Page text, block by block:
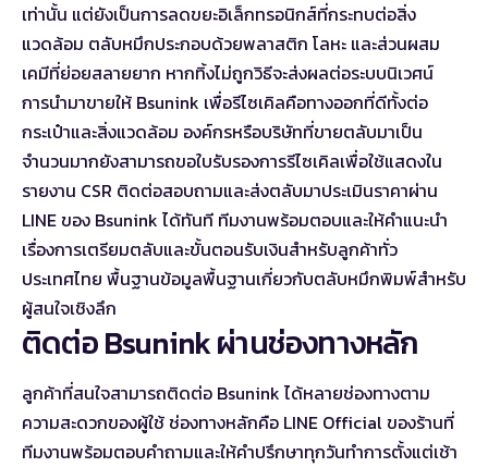
เท่านั้น แต่ยังเป็นการลดขยะอิเล็กทรอนิกส์ที่กระทบต่อสิ่ง
แวดล้อม ตลับหมึกประกอบด้วยพลาสติก โลหะ และส่วนผสม
เคมีที่ย่อยสลายยาก หากทิ้งไม่ถูกวิธีจะส่งผลต่อระบบนิเวศน์
การนำมาขายให้ Bsunink เพื่อรีไซเคิลคือทางออกที่ดีทั้งต่อ
กระเป๋าและสิ่งแวดล้อม องค์กรหรือบริษัทที่ขายตลับมาเป็น
จำนวนมากยังสามารถขอใบรับรองการรีไซเคิลเพื่อใช้แสดงใน
รายงาน CSR ติดต่อสอบถามและส่งตลับมาประเมินราคาผ่าน
LINE ของ Bsunink ได้ทันที ทีมงานพร้อมตอบและให้คำแนะนำ
เรื่องการเตรียมตลับและขั้นตอนรับเงินสำหรับลูกค้าทั่ว
ประเทศไทย พื้นฐานข้อมูลพื้นฐานเกี่ยวกับตลับหมึกพิมพ์สำหรับ
ผู้สนใจเชิงลึก
ติดต่อ Bsunink ผ่านช่องทางหลัก
ลูกค้าที่สนใจสามารถติดต่อ Bsunink ได้หลายช่องทางตาม
ความสะดวกของผู้ใช้ ช่องทางหลักคือ LINE Official ของร้านที่
ทีมงานพร้อมตอบคำถามและให้คำปรึกษาทุกวันทำการตั้งแต่เช้า